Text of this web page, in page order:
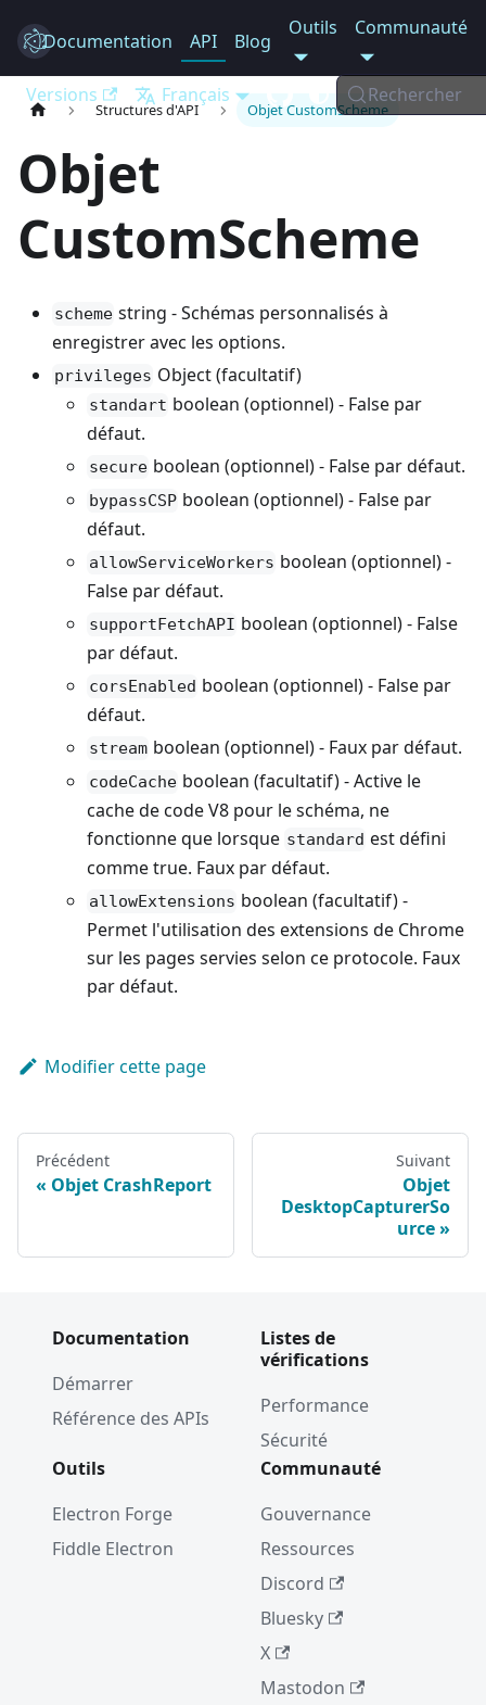
Electron
Documentation API Blog
Outils Communauté
Versions Français Rechercher
Structures d'API Objet CustomScheme
Objet
CustomScheme
scheme string - Schémas personnalisés à
enregistrer avec les options.
privileges Object (facultatif)
standart boolean (optionnel) - False par
défaut.
secure boolean (optionnel) - False par défaut.
bypassCSP boolean (optionnel) - False par
défaut.
allowServiceWorkers boolean (optionnel) -
False par défaut.
supportFetchAPI boolean (optionnel) - False
par défaut.
corsEnabled boolean (optionnel) - False par
défaut.
stream boolean (optionnel) - Faux par défaut.
codeCache boolean (facultatif) - Active le
cache de code V8 pour le schéma, ne
fonctionne que lorsque standard est défini
comme true. Faux par défaut.
allowExtensions boolean (facultatif) -
Permet l'utilisation des extensions de Chrome
sur les pages servies selon ce protocole. Faux
par défaut.
Modifier cette page
Précédent
Objet CrashReport
Suivant
Objet
DesktopCapturerSo
urce
Documentation
Démarrer
Référence des APIs
Listes de
vérifications
Performance
Sécurité
Outils
Electron Forge
Fiddle Electron
Communauté
Gouvernance
Ressources
Discord
Bluesky
X
Mastodon